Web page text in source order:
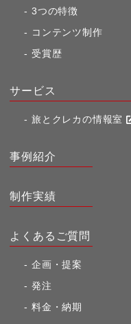
3つの特徴
コンテンツ制作
受賞歴
サービス
旅とクレカの情報室
事例紹介
制作実績
よくあるご質問
企画・提案
発注
料金・納期